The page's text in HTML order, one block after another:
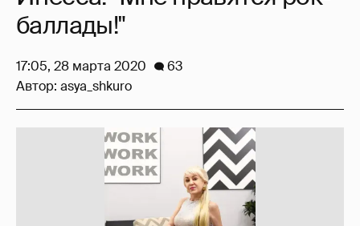
баллады!"
17:05, 28 марта 2020
63
Автор: asya_shkuro